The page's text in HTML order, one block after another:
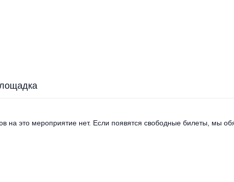
на это мероприятие нет. Если появятся свободные билеты, мы